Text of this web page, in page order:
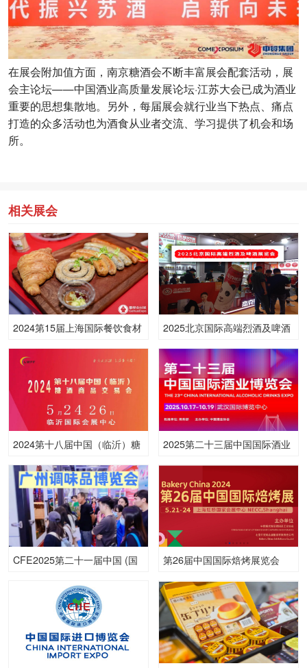
在展会附加值方面，南京糖酒会不断丰富展会配套活动，展
会主论坛——中国酒业高质量发展论坛·江苏大会已成为酒业
重要的思想集散地。另外，每届展会就行业当下热点、痛点
打造的众多活动也为酒食从业者交流、学习提供了机会和场
所。
相关展会
2024第15届上海国际餐饮食材
展览会
2025北京国际高端烈酒及啤酒
展览会
2024第十八届中国（临沂）糖
2025第二十三届中国国际酒业
CFE2025第二十一届中国 (国
第26届中国国际焙烤展览会